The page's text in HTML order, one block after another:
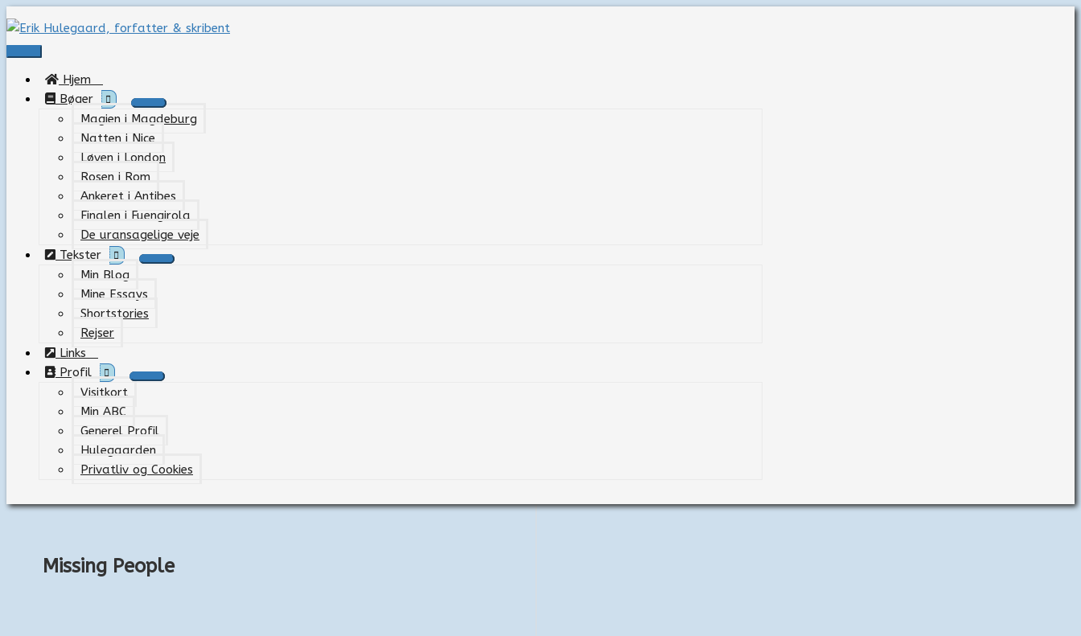
Gå
til
indholdet
Hovedmenu
Hjem
Bøger
Magien i Magdeburg
Natten i Nice
Løven i London
Rosen i Rom
Ankeret i Antibes
Finalen i Fuengirola
De uransagelige veje
Tekster
Min Blog
Mine Essays
Shortstories
Rejser
Links
Profil
Visitkort
Min ABC
Generel Profil
Hulegaarden
Privatliv og Cookies
Missing People